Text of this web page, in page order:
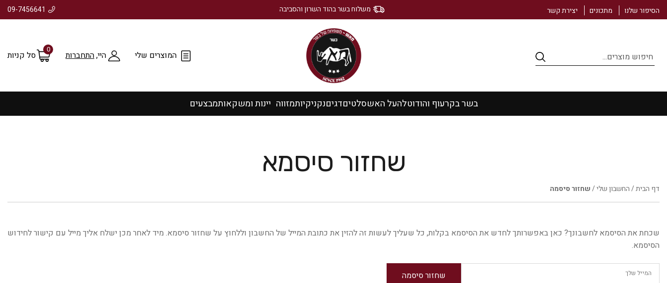
הסיפור שלנו מתכונים יצירת קשר משלוח בשר בהוד השרון והסביבה 09-7456641
search המוצרים שלי היי,התחברות
0
סל קניות
בשר בקרעוף והודוטלהעל האשסלטיםדגיםנקניקיותמזווה יינות ומשקאותמבצעים
דף הבית/החשבון שלי/שחזור סיסמה
שכחת את הסיסמא לחשבונך? כאן באפשרותך לחדש את הסיסמא בקלות, כל שעליך לעשות זה להזין את כתובת המייל של החשבון וללחוץ על שחזור סיסמא. מיד לאחר מכן ישלח אליך מייל עם קישור לחידוש
הסיסמא.
שחזור סיסמה